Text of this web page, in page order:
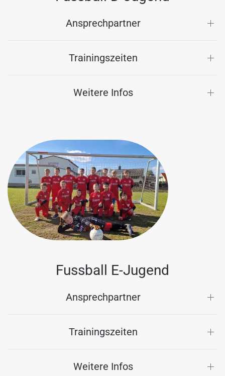
Ansprechpartner
Trainingszeiten
Weitere Infos
Fussball E-Jugend
Ansprechpartner
Trainingszeiten
Weitere Infos